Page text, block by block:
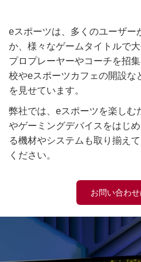
eスポーツは、多くのユーザー
か、様々なゲームタイトルで
プロプレーヤーやコーチを招
校やeスポーツカフェの開設な
を見せています。
弊社では、eスポーツを楽しむ
やゲーミングデバイスをはじ
る機材やシステムも取り揃え
ください。
お問い合わ